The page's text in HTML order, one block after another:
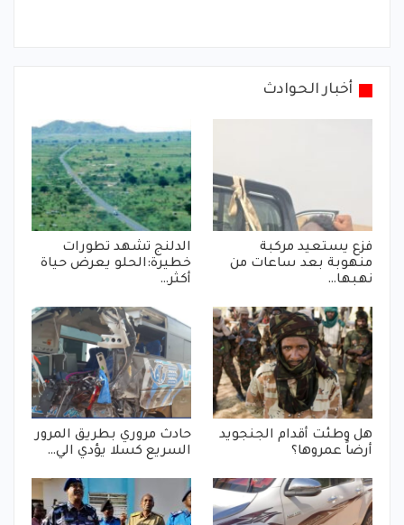
أخبار الحوادث
فزع يستعيد مركبة
منهوبة بعد ساعات من
نهبها…
الدلنج تشهد تطورات
خطيرة:الحلو يعرض حياة
أكثر…
هل وطئت أقدام الجنجويد
أرضاً عمروها؟
حادث مروري بطريق المرور
السريع كسلا يؤدي الي…